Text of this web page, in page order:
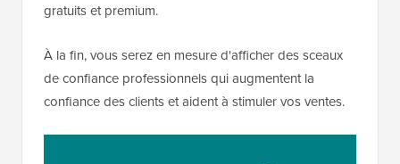
gratuits et premium.
À la fin, vous serez en mesure d'afficher des sceaux
de confiance professionnels qui augmentent la
confiance des clients et aident à stimuler vos ventes.